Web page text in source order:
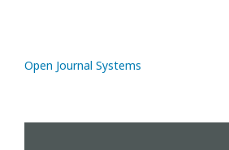
Open Journal Systems